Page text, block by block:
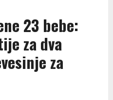
23 bebe:
za dva
za